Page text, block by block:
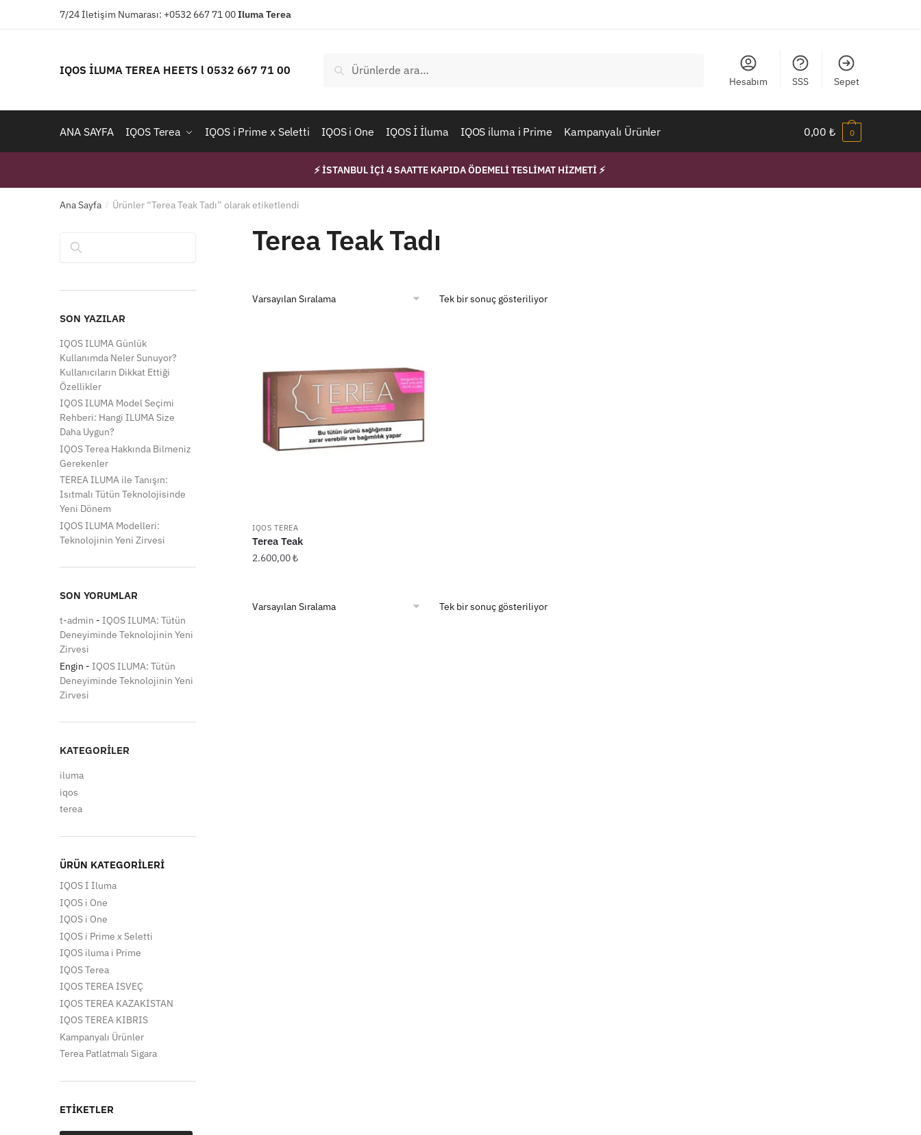
7/24 İletişim Numarası: +0532 667 71 00IlumaTerea
IQOS İLUMA TEREA HEETS l 0532 667 71 00 Ara
Hesabım SSS Sepet
ANA SAYFA IQOS Terea IQOS i Prime x Seletti IQOS i One IQOS İ İluma IQOS iluma i Prime Kampanyalı Ürünler 0,00₺ 0
⚡ İSTANBUL İÇİ 4 SAATTE KAPIDA ÖDEMELİ TESLİMAT HİZMETİ ⚡
Ana Sayfa / Ürünler “Terea Teak Tadı” olarak etiketlendi
Terea Teak Tadı
Tek bir sonuç gösteriliyor
IQOS TEREA
Terea Teak
2.600,00₺
Tek bir sonuç gösteriliyor
SON YAZILAR
IQOS ILUMA Günlük
Kullanımda Neler Sunuyor?
Kullanıcıların Dikkat Ettiği
Özellikler
IQOS ILUMA Model Seçimi
Rehberi: Hangi ILUMA Size
Daha Uygun?
IQOS Terea Hakkında Bilmeniz
Gerekenler
TEREA ILUMA ile Tanışın:
Isıtmalı Tütün Teknolojisinde
Yeni Dönem
IQOS ILUMA Modelleri:
Teknolojinin Yeni Zirvesi
SON YORUMLAR
t-admin - IQOS ILUMA: Tütün
Deneyiminde Teknolojinin Yeni
Zirvesi
Engin - IQOS ILUMA: Tütün
Deneyiminde Teknolojinin Yeni
Zirvesi
KATEGORILER
iluma
iqos
terea
ÜRÜN KATEGORILERI
IQOS İ İluma
IQOS i One
IQOS i One
IQOS i Prime x Seletti
IQOS iluma i Prime
IQOS Terea
IQOS TEREA İSVEÇ
IQOS TEREA KAZAKİSTAN
IQOS TEREA KIBRIS
Kampanyalı Ürünler
Terea Patlatmalı Sigara
ETIKETLER